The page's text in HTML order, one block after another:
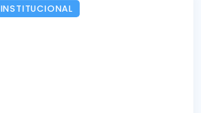
INSTITUCIONAL